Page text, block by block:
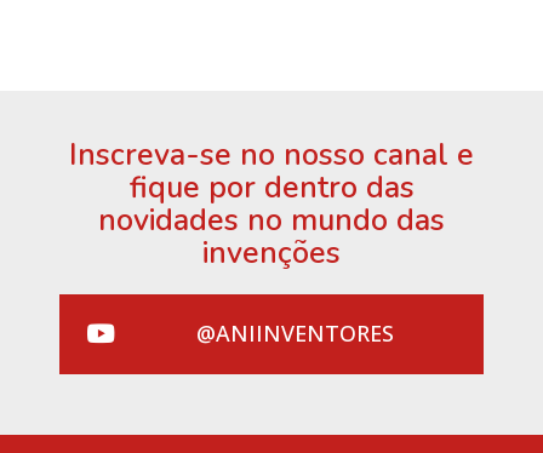
Inscreva-se no nosso canal e
fique por dentro das
novidades no mundo das
invenções
@ANIINVENTORES